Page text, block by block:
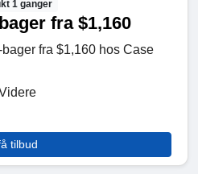
1 ganger
fra $1,160
fra $1,160 hos Case
tilbud